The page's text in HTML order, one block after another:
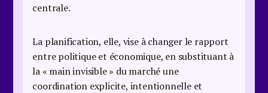
centrale.
La planification, elle, vise à changer le rapport
entre politique et économique, en substituant à
la « main invisible » du marché une
coordination explicite, intentionnelle et